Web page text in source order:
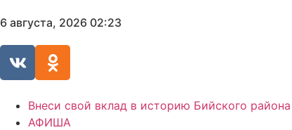
6 августа, 2026 02:23
Внеси свой вклад в историю Бийского района
АФИША